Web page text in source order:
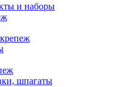
и наборы
шпагаты